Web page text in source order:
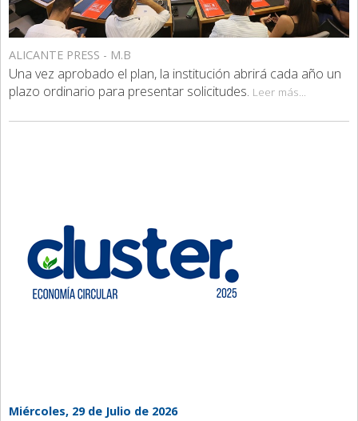
ALICANTE PRESS - M.B
Una vez aprobado el plan, la institución abrirá cada año un
plazo ordinario para presentar solicitudes. Leer más...
Miércoles, 29 de Julio de 2026